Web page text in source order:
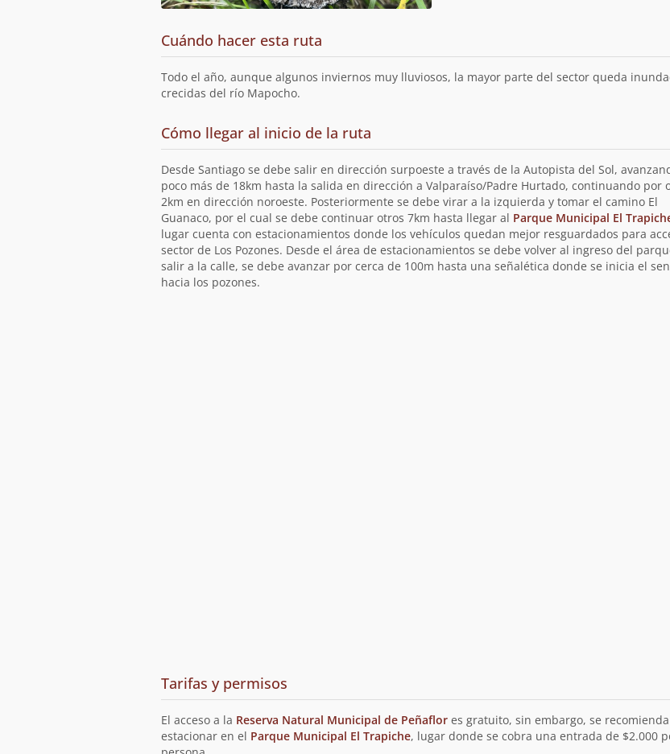
Cuándo hacer esta ruta
Todo el año, aunque algunos inviernos muy lluviosos, la mayor parte del sector queda
crecidas del río Mapocho.
Cómo llegar al inicio de la ruta
Desde Santiago se debe salir en dirección surpoeste a través de la Autopista del Sol,
poco más de 18km hasta la salida en dirección a Valparaíso/Padre Hurtado, continuando por
2km en dirección noroeste. Posteriormente se debe virar a la izquierda y tomar el camino El
Guanaco, por el cual se debe continuar otros 7km hasta llegar al Parque Municipal El
lugar cuenta con estacionamientos donde los vehículos quedan mejor resguardados para
sector de Los Pozones. Desde el área de estacionamientos se debe volver al ingreso del
salir a la calle, se debe avanzar por cerca de 100m hasta una señalética donde se inicia el
hacia los pozones.
Tarifas y permisosde
acceso
El acceso a la Reserva Natural Municipal de Peñaflores gratuito, sin embargo, se recomienda
estacionar en el Parque Municipal El Trapiche, lugar donde se cobra una entrada de $2.000